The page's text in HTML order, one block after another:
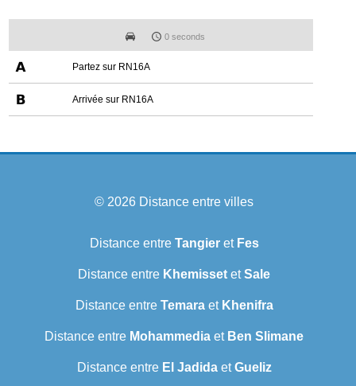
0 seconds
Partez sur RN16A
Arrivée sur RN16A
© 2026 Distance entre villes
Distance entre Tangieret Fes
Distance entre Khemisset etSale
Distance entre Temaraet Khenifra
Distance entre Mohammedia et Ben Slimane
Distance entre El JadidaetGueliz